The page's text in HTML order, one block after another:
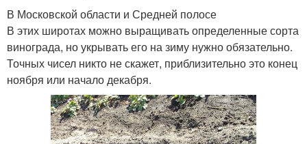
В Московской области и Средней полосе
В этих широтах можно выращивать определенные сорта
винограда, но укрывать его на зиму нужно обязательно.
Точных чисел никто не скажет, приблизительно это конец
ноября или начало декабря.